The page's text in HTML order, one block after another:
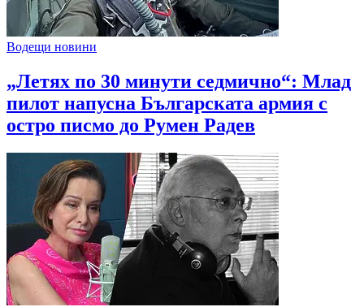
Водещи новини
„Летях по 30 минути седмично“: Млад
пилот напусна Българската армия с
остро писмо до Румен Радев